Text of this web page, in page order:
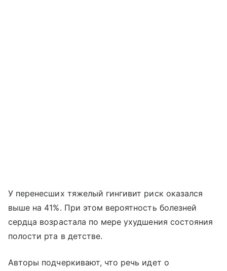
У перенесших тяжелый гингивит риск оказался
выше на 41%. При этом вероятность болезней
сердца возрастала по мере ухудшения состояния
полости рта в детстве.
Авторы подчеркивают, что речь идет о